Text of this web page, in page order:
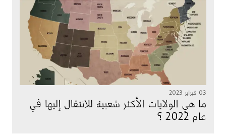
الصورة
03 فبراير 2023
ما هي الولايات الأكثر شعبية للانتقال إليها في
عام 2022 ؟